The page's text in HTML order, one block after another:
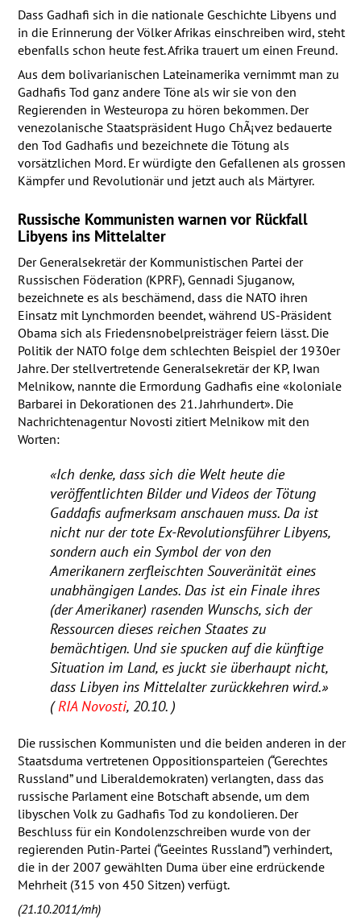
Dass Gadhafi sich in die nationale Geschichte Libyens und
in die Erinnerung der Völker Afrikas einschreiben wird, steht
ebenfalls schon heute fest. Afrika trauert um einen Freund.
Aus dem bolivarianischen Lateinamerika vernimmt man zu
Gadhafis Tod ganz andere Töne als wir sie von den
Regierenden in Westeuropa zu hören bekommen. Der
venezolanische Staatspräsident Hugo ChÃ¡vez bedauerte
den Tod Gadhafis und bezeichnete die Tötung als
vorsätzlichen Mord. Er würdigte den Gefallenen als grossen
Kämpfer und Revolutionär und jetzt auch als Märtyrer.
Russische Kommunisten warnen vor Rückfall
Libyens ins Mittelalter
Der Generalsekretär der Kommunistischen Partei der
Russischen Föderation (KPRF), Gennadi Sjuganow,
bezeichnete es als beschämend, dass die NATO ihren
Einsatz mit Lynchmorden beendet, während US-Präsident
Obama sich als Friedensnobelpreisträger feiern lässt. Die
Politik der NATO folge dem schlechten Beispiel der 1930er
Jahre. Der stellvertretende Generalsekretär der KP, Iwan
Melnikow, nannte die Ermordung Gadhafis eine «koloniale
Barbarei in Dekorationen des 21. Jahrhundert». Die
Nachrichtenagentur Novosti zitiert Melnikow mit den
Worten:
«Ich denke, dass sich die Welt heute die
veröffentlichten Bilder und Videos der Tötung
Gaddafis aufmerksam anschauen muss. Da ist
nicht nur der tote Ex-Revolutionsführer Libyens,
sondern auch ein Symbol der von den
Amerikanern zerfleischten Souveränität eines
unabhängigen Landes. Das ist ein Finale ihres
(der Amerikaner) rasenden Wunschs, sich der
Ressourcen dieses reichen Staates zu
bemächtigen. Und sie spucken auf die künftige
Situation im Land, es juckt sie überhaupt nicht,
dass Libyen ins Mittelalter zurückkehren wird.»
(RIANovosti, 20.10. )
Die russischen Kommunisten und die beiden anderen in der
Staatsduma vertretenen Oppositionsparteien (“Gerechtes
Russland” und Liberaldemokraten) verlangten, dass das
russische Parlament eine Botschaft absende, um dem
libyschen Volk zu Gadhafis Tod zu kondolieren. Der
Beschluss für ein Kondolenzschreiben wurde von der
regierenden Putin-Partei (“Geeintes Russland”) verhindert,
die in der 2007 gewählten Duma über eine erdrückende
Mehrheit (315 von 450 Sitzen) verfügt.
(21.10.2011/mh)